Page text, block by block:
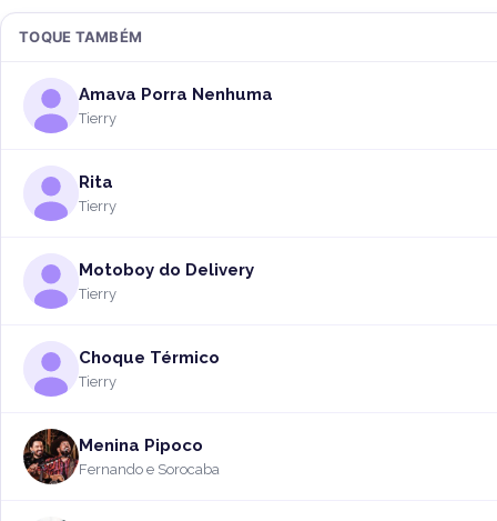
TOQUE TAMBÉM
Amava Porra Nenhuma
Tierry
Rita
Tierry
Motoboy do Delivery
Tierry
Choque Térmico
Tierry
Menina Pipoco
Fernando e Sorocaba